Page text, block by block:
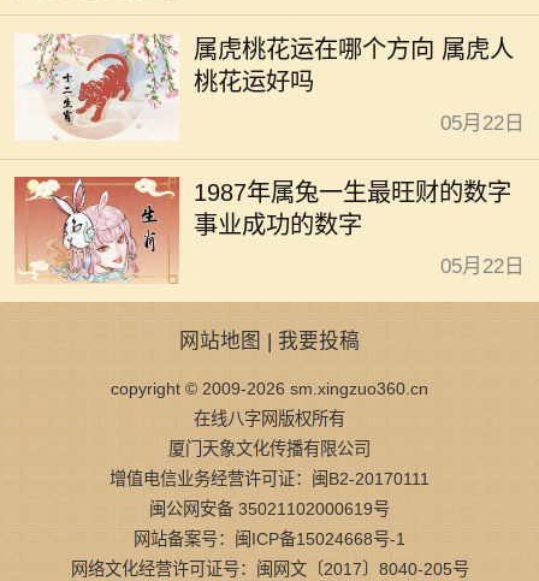
属虎桃花运在哪个方向 属虎人
桃花运好吗
05月22日
1987年属兔一生最旺财的数字
事业成功的数字
05月22日
网站地图 | 我要投稿
copyright © 2009-2026 sm.xingzuo360.cn
在线八字网版权所有
厦门天象文化传播有限公司
增值电信业务经营许可证：闽B2-20170111
闽公网安备 35021102000619号
网站备案号：闽ICP备15024668号-1
网络文化经营许可证号：闽网文〔2017〕8040-205号